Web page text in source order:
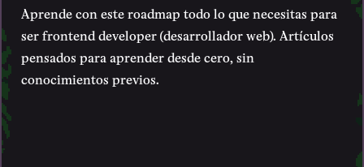
Aprende con este roadmap todo lo que necesitas para
ser frontend developer (desarrollador web). Artículos
pensados para aprender desde cero, sin
conocimientos previos.